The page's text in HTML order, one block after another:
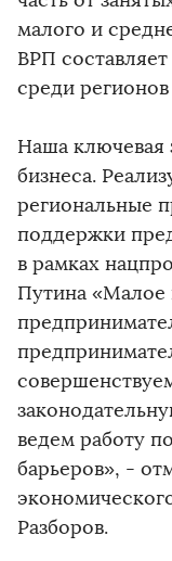
малого и
ВРП
среди
Наша ключевая
бизнеса.
региональные
поддержки
в рамках
Путина «Малое
ведем работу
барьеров», -
Разборов.